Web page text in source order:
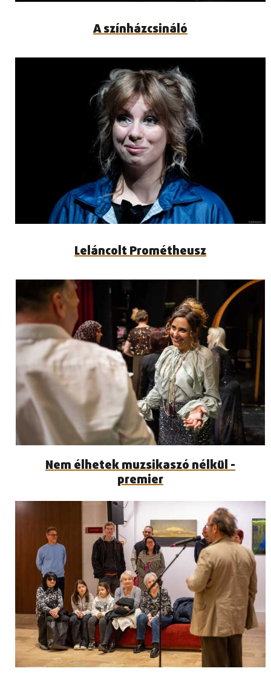
A színházcsináló
Leláncolt Prométheusz
Nem élhetek muzsikaszó nélkül -
premier